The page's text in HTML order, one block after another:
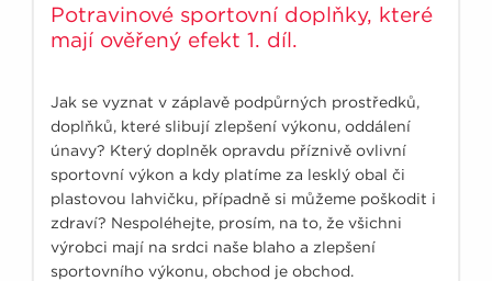
Potravinové sportovní doplňky, které
mají ověřený efekt 1. díl.
Jak se vyznat v záplavě podpůrných prostředků,
doplňků, které slibují zlepšení výkonu, oddálení
únavy? Který doplněk opravdu příznivě ovlivní
sportovní výkon a kdy platíme za lesklý obal či
plastovou lahvičku, případně si můžeme poškodit i
zdraví? Nespoléhejte, prosím, na to, že všichni
výrobci mají na srdci naše blaho a zlepšení
sportovního výkonu, obchod je obchod.